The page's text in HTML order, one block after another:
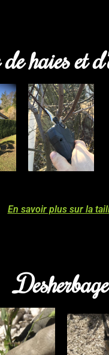
haies et
En savoir plus sur la
Desherbage